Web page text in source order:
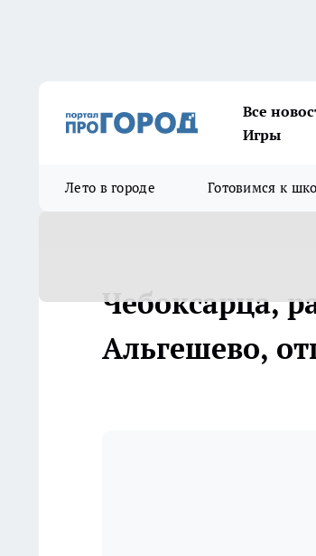
Все
Игры
Лето в городе Готовимся к
Чебоксарца,
Альгешево,